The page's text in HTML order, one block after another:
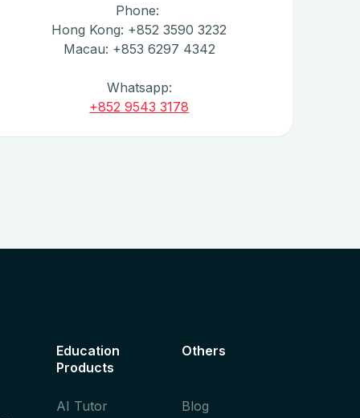
Phone:
Hong Kong: +852 3590 3232
Macau: +853 6297 4342
Whatsapp:
+852 9543 3178
Education
Products
AI Tutor
Others
Blog